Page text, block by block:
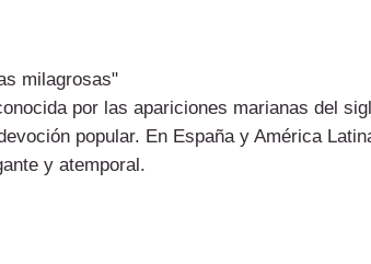
milagrosas"
por las apariciones marianas del
popular. En España y América
y atemporal.